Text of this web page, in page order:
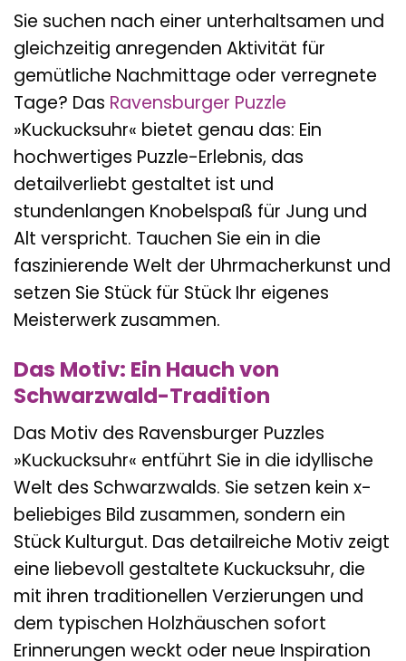
Sie suchen nach einer unterhaltsamen und
gleichzeitig anregenden Aktivität für
gemütliche Nachmittage oder verregnete
Tage? Das Ravensburger Puzzle
»Kuckucksuhr« bietet genau das: Ein
hochwertiges Puzzle-Erlebnis, das
detailverliebt gestaltet ist und
stundenlangen Knobelspaß für Jung und
Alt verspricht. Tauchen Sie ein in die
faszinierende Welt der Uhrmacherkunst und
setzen Sie Stück für Stück Ihr eigenes
Meisterwerk zusammen.
Das Motiv: Ein Hauch von
Schwarzwald-Tradition
Das Motiv des Ravensburger Puzzles
»Kuckucksuhr« entführt Sie in die idyllische
Welt des Schwarzwalds. Sie setzen kein x-
beliebiges Bild zusammen, sondern ein
Stück Kulturgut. Das detailreiche Motiv zeigt
eine liebevoll gestaltete Kuckucksuhr, die
mit ihren traditionellen Verzierungen und
dem typischen Holzhäuschen sofort
Erinnerungen weckt oder neue Inspiration